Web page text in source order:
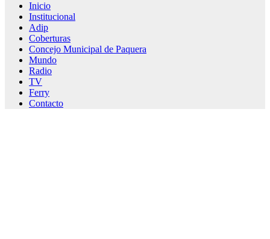
Inicio
Institucional
Adip
Coberturas
Concejo Municipal de Paquera
Mundo
Radio
TV
Ferry
Contacto